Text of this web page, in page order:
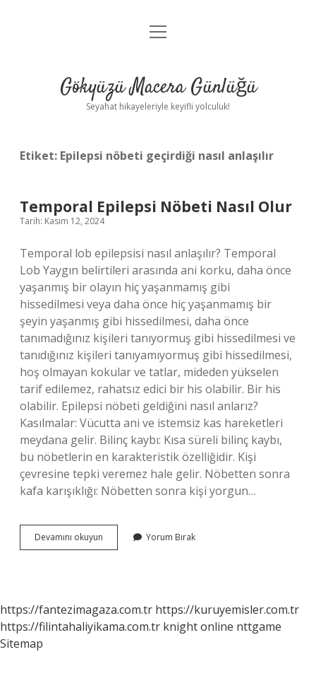
Anasayfa
Yasal Uyarı
menüyü
Gökyüzü Macera Günlüğü
Seyahat hikayeleriyle keyifli yolculuk!
Etiket: Epilepsi nöbeti geçirdiği nasıl anlaşılır
Temporal Epilepsi Nöbeti Nasıl Olur
Tarih: Kasım 12, 2024
Temporal lob epilepsisi nasıl anlaşılır? Temporal
Lob Yaygın belirtileri arasında ani korku, daha önce
yaşanmış bir olayın hiç yaşanmamış gibi
hissedilmesi veya daha önce hiç yaşanmamış bir
şeyin yaşanmış gibi hissedilmesi, daha önce
tanımadığınız kişileri tanıyormuş gibi hissedilmesi ve
tanıdığınız kişileri tanıyamıyormuş gibi hissedilmesi,
hoş olmayan kokular ve tatlar, mideden yükselen
tarif edilemez, rahatsız edici bir his olabilir. Bir his
olabilir. Epilepsi nöbeti geldiğini nasıl anlarız?
Kasılmalar: Vücutta ani ve istemsiz kas hareketleri
meydana gelir. Bilinç kaybı: Kısa süreli bilinç kaybı,
bu nöbetlerin en karakteristik özelliğidir. Kişi
çevresine tepki veremez hale gelir. Nöbetten sonra
kafa karışıklığı: Nöbetten sonra kişi yorgun…
Devamını okuyun Temporal
Epilepsi
Yorum Bırak
https://fantezimagaza.com.tr https://kuruyemisler.com.tr
https://filintahaliyikama.com.tr knight online nttgame
Sitemap